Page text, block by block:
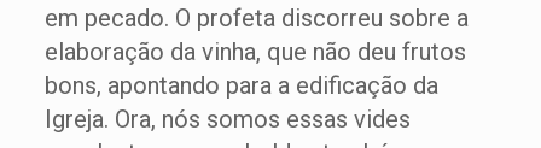
em pecado. O profeta discorreu sobre a
elaboração da vinha, que não deu frutos
bons, apontando para a edificação da
Igreja. Ora, nós somos essas vides